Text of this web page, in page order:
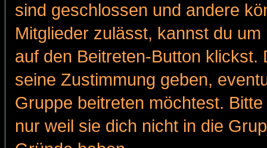
sind geschlossen und andere
Mitglieder zulässt, kannst du
auf den Beitreten-Button
seine Zustimmung geben,
Gruppe beitreten möchtest.
nur weil sie dich nicht in die